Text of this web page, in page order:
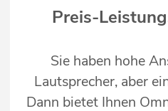
Preis-
Sie haben hohe
Lautsprecher, aber
Dann bietet Ihnen